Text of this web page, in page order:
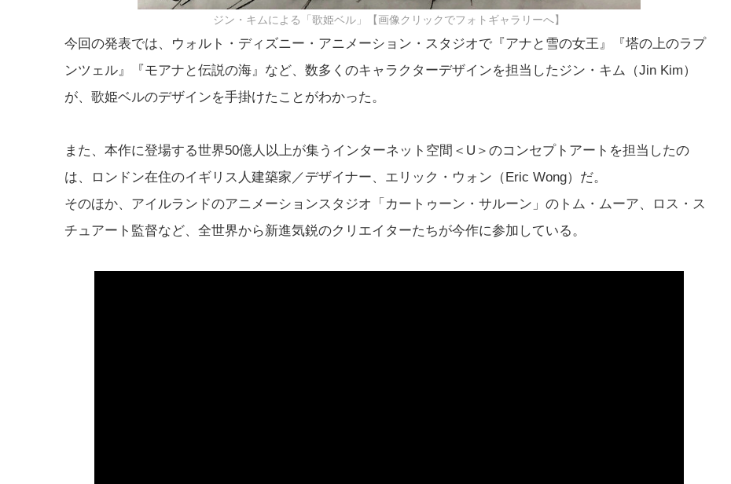
ジン・キムによる「歌姫ベル」【画像クリックでフォトギャラリーへ】
今回の発表では、ウォルト・ディズニー・アニメーション・スタジオで『アナと雪の女王』『塔の上のラプ
ンツェル』『モアナと伝説の海』など、数多くのキャラクターデザインを担当したジン・キム（Jin Kim）
が、歌姫ベルのデザインを手掛けたことがわかった。
また、本作に登場する世界50億人以上が集うインターネット空間＜U＞のコンセプトアートを担当したの
は、ロンドン在住のイギリス人建築家／デザイナー、エリック・ウォン（Eric Wong）だ。
そのほか、アイルランドのアニメーションスタジオ「カートゥーン・サルーン」のトム・ムーア、ロス・ス
チュアート監督など、全世界から新進気鋭のクリエイターたちが今作に参加している。